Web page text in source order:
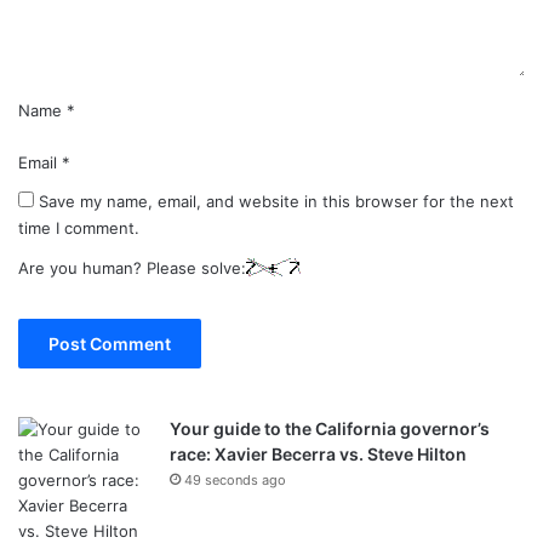
Name *
Email *
Save my name, email, and website in this browser for the next
time I comment.
Are you human? Please solve:
Your guide to the California governor’s
race: Xavier Becerra vs. Steve Hilton
49 seconds ago